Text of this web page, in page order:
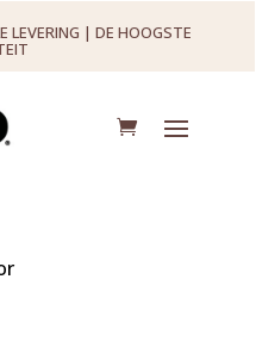
LEVERING | DE HOOGSTE